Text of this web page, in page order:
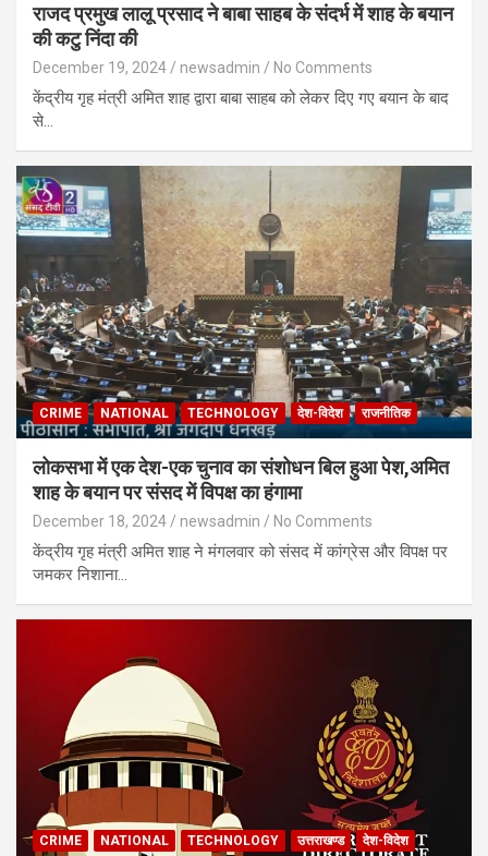
राजद प्रमुख लालू प्रसाद ने बाबा साहब के संदर्भ में शाह के बयान
की कटु निंदा की
December 19, 2024 newsadmin No Comments
केंद्रीय गृह मंत्री अमित शाह द्वारा बाबा साहब को लेकर दिए गए बयान के बाद
से…
CRIME NATIONAL TECHNOLOGY देश-विदेश राजनीतिक
लोकसभा में एक देश-एक चुनाव का संशोधन बिल हुआ पेश,अमित
शाह के बयान पर संसद में विपक्ष का हंगामा
December 18, 2024 newsadmin No Comments
केंद्रीय गृह मंत्री अमित शाह ने मंगलवार को संसद में कांग्रेस और विपक्ष पर
जमकर निशाना…
CRIME NATIONAL TECHNOLOGY उत्तराखण्ड
देश-विदेश